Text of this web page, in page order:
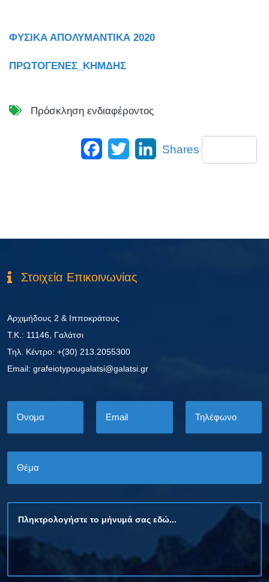
ΦΥΣΙΚΑ ΑΠΟΛΥΜΑΝΤΙΚΑ 2020
ΠΡΩΤΟΓΕΝΕΣ_ΚΗΜΔΗΣ
Πρόσκληση ενδιαφέροντος
Facebook
Twitter LinkedIn
Shares
Στοιχεία Επικοινωνίας
Αρχιμήδους 2 & Ιπποκράτους
Τ.Κ.: 11146, Γαλάτσι
Τηλ. Κέντρο: +(30) 213.2055300
Εmail: grafeiotypougalatsi@galatsi.gr